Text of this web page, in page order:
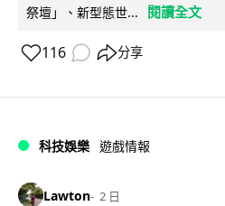
祭壇」、新型態世...
閱讀全文
116 分享
科技娛樂 遊戲情報
Lawton 2 日